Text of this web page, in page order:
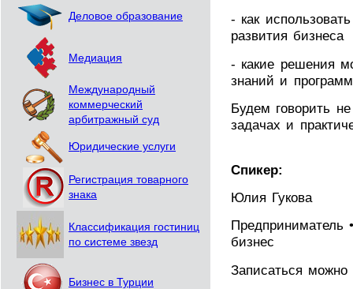
Деловое образование
Медиация
Международный
коммерческий
арбитражный суд
Юридические услуги
Регистрация товарного
знака
Классификация гостиниц
по системе звезд
Бизнес в Турции
- как
развития бизнеса
- какие решения
знаний и
Будем говорить
задачах и
Спикер:
Юлия Гукова
Предприниматель
бизнес
Записаться